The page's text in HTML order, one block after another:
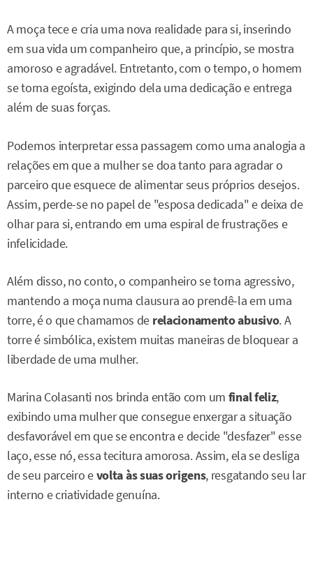
A moça tece e cria uma nova realidade para si, inserindo
em sua vida um companheiro que, a princípio, se mostra
amoroso e agradável. Entretanto, com o tempo, o homem
se torna egoísta, exigindo dela uma dedicação e entrega
além de suas forças.
Podemos interpretar essa passagem como uma analogia a
relações em que a mulher se doa tanto para agradar o
parceiro que esquece de alimentar seus próprios desejos.
Assim, perde-se no papel de "esposa dedicada" e deixa de
olhar para si, entrando em uma espiral de frustrações e
infelicidade.
Além disso, no conto, o companheiro se torna agressivo,
mantendo a moça numa clausura ao prendê-la em uma
torre, é o que chamamos de relacionamento abusivo. A
torre é simbólica, existem muitas maneiras de bloquear a
liberdade de uma mulher.
Marina Colasanti nos brinda então com um final feliz,
exibindo uma mulher que consegue enxergar a situação
desfavorável em que se encontra e decide "desfazer" esse
laço, esse nó, essa tecitura amorosa. Assim, ela se desliga
de seu parceiro evolta às suas origens, resgatando seu lar
interno e criatividade genuína.